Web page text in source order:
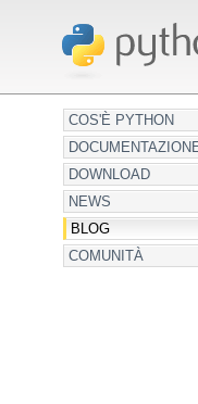
COS'È PYTHON
DOWNLOAD
NEWS
BLOG
COMUNITÀ